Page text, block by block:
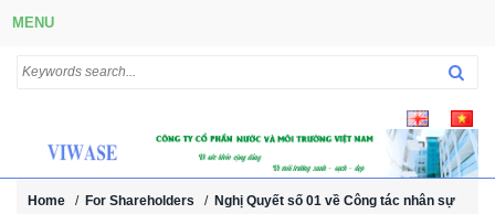
MENU
Home / For Shareholders / Nghị Quyết số 01 về Công tác nhân sự